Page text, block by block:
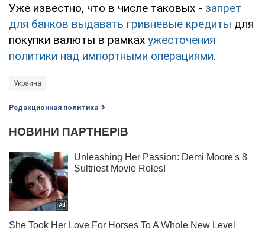
Уже известно, что в числе таковых - запрет
для банков выдавать гривневые кредиты для
покупки валюты в рамках ужесточения
политики над импортными операциями.
Украина
Редакционная политика